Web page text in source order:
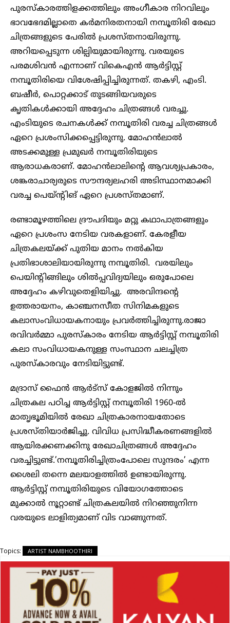
പുരസ്‌കാരത്തിളക്കത്തിലും അംഗീകാര നിറവിലും
ഭാവഭേദമില്ലാതെ കർമനിരതനായി നമ്പൂതിരി രേഖാ
ചിത്രങ്ങളുടെ പേരിൽ പ്രശസ്തനായിരുന്നു.
അറിയപ്പെടുന്ന ശില്പിയുമായിരുന്നു. വരയുടെ
പരമശിവൻ എന്നാണ് വികെഎൻ ആർട്ടിസ്റ്റ്
നമ്പൂതിരിയെ വിശേഷിപ്പിച്ചിരുന്നത്. തകഴി, എംടി.
ബഷീർ, പൊറ്റക്കാട് തുടങ്ങിയവരുടെ
കൃതികൾക്കായി അദ്ദേഹം ചിത്രങ്ങള്‍ വരച്ചു.
എംടിയുടെ രചനകൾക്ക് നമ്പൂതിരി വരച്ച ചിത്രങ്ങൾ
ഏറെ പ്രശംസിക്കപ്പെട്ടിരുന്നു. മോഹൻലാൽ
അടക്കമുള്ള പ്രമുഖർ നമ്പൂതിരിയുടെ
ആരാധകരാണ്. മോഹൻലാലിന്റെ ആവശ്യപ്രകാരം,
ശങ്കരാചാര്യരുടെ സൗന്ദര്യലഹരി അടിസ്ഥാനമാക്കി
വരച്ച പെയ്ന്റിങ് ഏറെ പ്രശസ്തമാണ്.
രണ്ടാമൂഴത്തിലെ ദ്രൗപദിയും മറ്റു കഥാപാത്രങ്ങളും
ഏറെ പ്രശംസ നേടിയ വരകളാണ്. കേരളീയ
ചിത്രകലയ്ക്ക് പുതിയ മാനം നൽകിയ
പ്രതിഭാശാലിയായിരുന്നു നമ്പൂതിരി. വരയിലും
പെയിന്റിങ്ങിലും ശിൽപ്പവിദ്യയിലും ഒരുപോലെ
അദ്ദേഹം കഴിവുതെളിയിച്ചു. അരവിന്ദന്‍റെ
ഉത്തരായനം, കാഞ്ചനസീത സിനിമകളുടെ
കലാസംവിധായകനായും പ്രവർത്തിച്ചിരുന്നു.രാജാ
രവിവർമ്മാ പുരസ്കാരം നേടിയ ആർട്ടിസ്റ്റ് നമ്പൂതിരി
കലാ സംവിധായകനുള്ള സംസ്ഥാന ചലച്ചിത്ര
പുരസ്കാരവും നേടിയിട്ടുണ്ട്.
മദ്രാസ് ഫൈൻ‌ ആർ‌ട്സ് കോളജിൽ‌ നിന്നും
ചിത്രകല പഠിച്ച ആർട്ടിസ്റ്റ് നമ്പൂതിരി 1960-ൽ
മാതൃഭൂമിയിൽ രേഖാ ചിത്രകാരനായതോടെ
പ്രശസ്തിയാർജിച്ചു. വിവിധ പ്രസിദ്ധീകരണങ്ങളിൽ‌
ആയിരക്കണക്കിനു രേഖാചിത്രങ്ങൾ‌‌ അദ്ദേഹം
വരച്ചിട്ടുണ്ട്.’നമ്പൂതിരിച്ചിത്രംപോലെ സുന്ദരം’ എന്ന
ശൈലി തന്നെ മലയാളത്തിൽ ഉണ്ടായിരുന്നു.
ആർട്ടിസ്റ്റ് നമ്പൂതിരിയുടെ വിയോഗത്തോടെ
മുക്കാൽ നൂറ്റാണ്ട് ചിത്രകലയിൽ നിറഞ്ഞുനിന്ന
വരയുടെ ലാളിത്യമാണ് വിട വാങ്ങുന്നത്.
Topics: ARTIST NAMBHOOTHIRI